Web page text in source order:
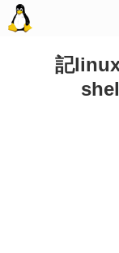
記